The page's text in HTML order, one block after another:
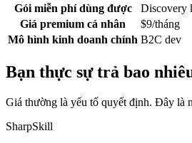
Gói miễn phí dùng được
Discovery
Giá premium cá nhân
$9/tháng
Mô hình kinh doanh chính B2C dev
Bạn thực sự trả bao
Giá thường là yếu tố quyết định. Đây là
SharpSkill